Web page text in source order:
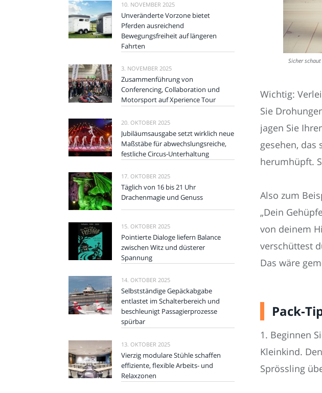
Sicher
Wichtig:
Sie
jagen Sie
gesehen,
herumhüpft.
Also zum
„Dein
von deinem
verschüttest
Das wäre
Pack-
1. Beginnen
Kleinkind.
Sprössling
10. NOVEMBER 2025
Unveränderte Vorzone bietet
Pferden ausreichend
Bewegungsfreiheit auf längeren
Fahrten
3. NOVEMBER 2025
Zusammenführung von
Conferencing, Collaboration und
Motorsport auf Xperience Tour
20. OKTOBER 2025
Jubiläumsausgabe setzt wirklich neue
Maßstäbe für abwechslungsreiche,
festliche Circus-Unterhaltung
17. OKTOBER 2025
Täglich von 16 bis 21 Uhr
Drachenmagie und Genuss
15. OKTOBER 2025
Pointierte Dialoge liefern Balance
zwischen Witz und düsterer
Spannung
14. OKTOBER 2025
Selbstständige Gepäckabgabe
entlastet im Schalterbereich und
beschleunigt Passagierprozesse
spürbar
13. OKTOBER 2025
Vierzig modulare Stühle schaffen
effiziente, flexible Arbeits- und
Relaxzonen